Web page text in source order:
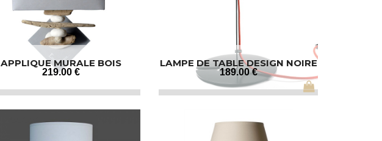
APPLIQUE MURALE BOIS
FLOTTÉ GALETS
219.00 €
LAMPE DE TABLE DESIGN NOIRE
189.00 €